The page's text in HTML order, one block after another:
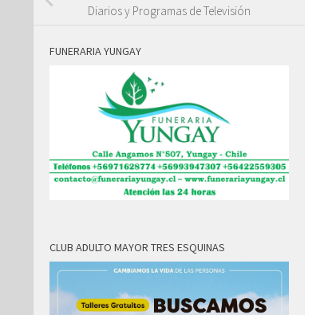
Diarios y Programas de Televisión
FUNERARIA YUNGAY
CLUB ADULTO MAYOR TRES ESQUINAS